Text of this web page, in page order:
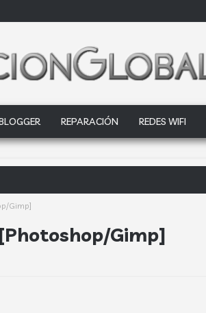
REPARACIÓN REDES WIFI
Gimp]
Gimp]